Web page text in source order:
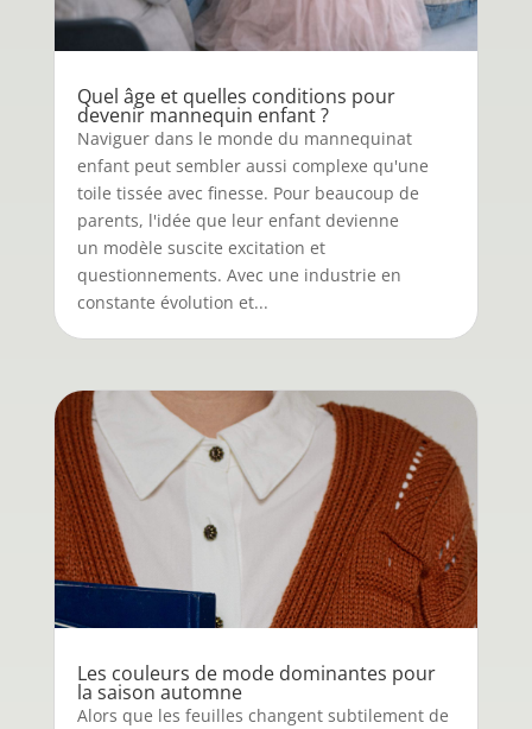
Quel âge et quelles conditions pour
devenir mannequin enfant ?
Naviguer dans le monde du mannequinat
enfant peut sembler aussi complexe qu'une
toile tissée avec finesse. Pour beaucoup de
parents, l'idée que leur enfant devienne
un modèle suscite excitation et
questionnements. Avec une industrie en
constante évolution et...
Les couleurs de mode dominantes pour
la saison automne
Alors que les feuilles changent subtilement de